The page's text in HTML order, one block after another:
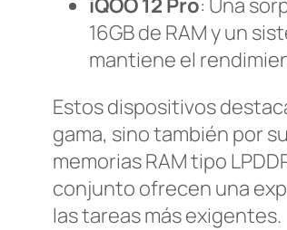
16GB de RAM y un
mantiene el
Estos dispositivos
gama, sino también por
memorias RAM tipo
conjunto ofrecen una
las tareas más exigentes.